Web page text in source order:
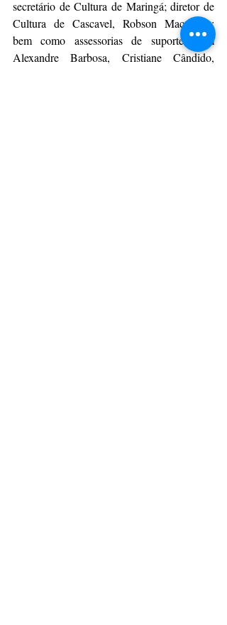
secretário de Cultura de Maringá; diretor de
Cultura de Cascavel, Robson Macanhão;
bem como assessorias de suporte, com
Alexandre Barbosa, Cristiane Cândido,